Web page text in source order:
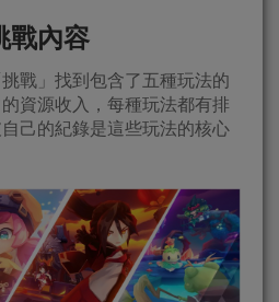
戰內容
戰」找到包含了五種玩法的
資源收入，每種玩法都有排
己的紀錄是這些玩法的核心